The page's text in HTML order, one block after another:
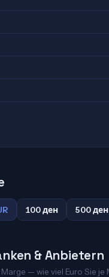
100 ден 500 ден
& Anbietern
— wie viel Euro Sie